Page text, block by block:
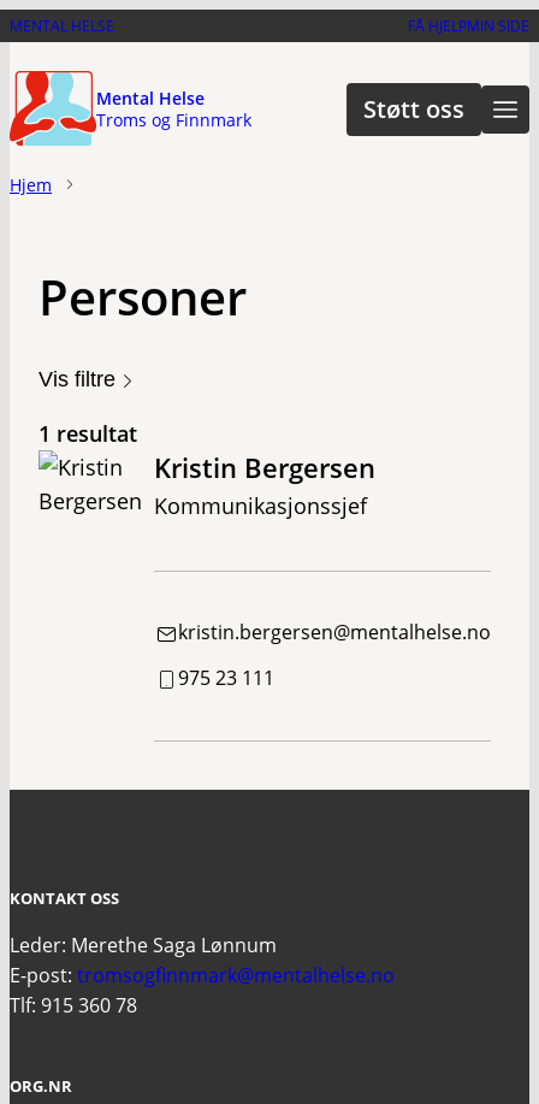
Hopp
hovedinnhold
MENTAL HELSE FÅ HJELPMIN SIDE
Mental Helse
Troms og Finnmark
Støtt oss
Hjem
Personer
Vis filtre
1 resultat
Kristin Bergersen
Kommunikasjonssjef
kristin.bergersen@mentalhelse.no
975 23 111
KONTAKT OSS
Leder: Merethe Saga Lønnum
E-post: tromsogfinnmark@mentalhelse.no
Tlf: 915 360 78
ORG.NR